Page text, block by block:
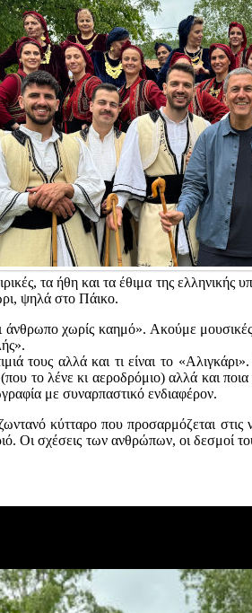
τα ήθη και τα έθιμα της
ψηλά στο Πάικο.
χωρίς καημό». Ακούμε
τους αλλά και τι είναι το
το λένε κι αεροδρόμιο) αλλά και
με συναρπαστικό ενδιαφέρον.
κύτταρο που προσαρμόζεται
Οι σχέσεις των ανθρώπων, οι δεσμοί